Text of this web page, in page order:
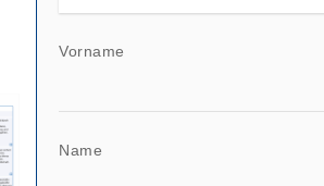
Vorname
Name